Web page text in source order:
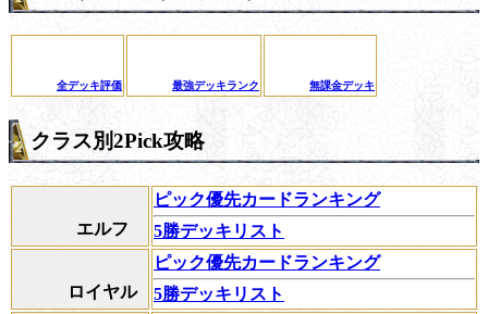
全デッキ評価 最強デッキランク 無課金デッキ
クラス別2Pick攻略
エルフ
ピック優先カードランキング
5勝デッキリスト
ロイヤル
ピック優先カードランキング
5勝デッキリスト